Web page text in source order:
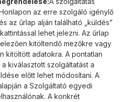
az erre szolgáló igénylő
az űrlap alján található „küldés”
lehet jelezni. Az űrlap
kitöltendő mezőkre vagy
kitöltött adatokra. A pontatlan
kiválasztott szolgáltatást a
előtt lehet módosítani. A
a Szolgáltató egyedi
A konkrét